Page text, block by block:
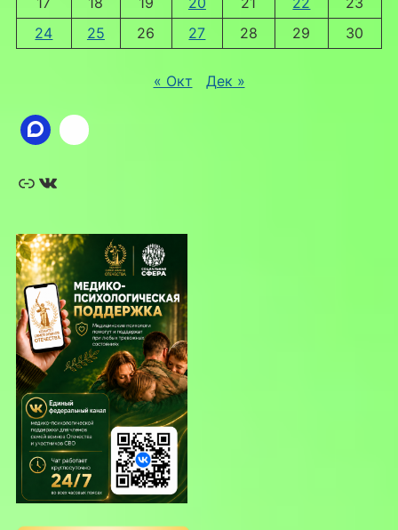
24
25 26 27 28 29 30
« Окт Дек »